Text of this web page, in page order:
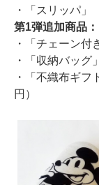
・「スリッパ」
第1弾追加商品：
・「チェーン付
・「収納バッグ
・「不織布ギフ
円）